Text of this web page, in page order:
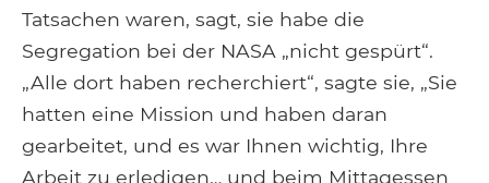
Tatsachen waren, sagt, sie habe die
Segregation bei der NASA „nicht gespürt“.
„Alle dort haben recherchiert“, sagte sie, „Sie
hatten eine Mission und haben daran
gearbeitet, und es war Ihnen wichtig, Ihre
Arbeit zu erledigen… und beim Mittagessen